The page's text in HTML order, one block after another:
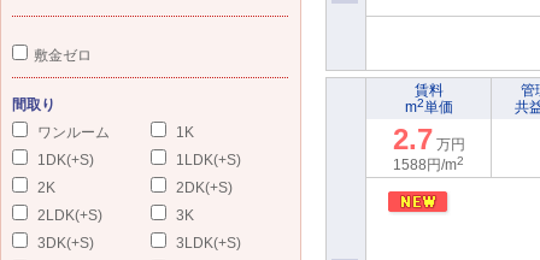
敷金ゼロ
間取り
ワンルーム
1K
1DK(+S)
1LDK(+S)
2K
2DK(+S)
2LDK(+S)
3K
3DK(+S)
3LDK(+S)
賃料
m2単価
管
共
2.7 万円
1588円/m2